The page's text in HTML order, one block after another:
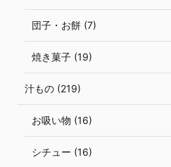
団子・お餅 (7)
焼き菓子 (19)
汁もの (219)
お吸い物 (16)
シチュー (16)